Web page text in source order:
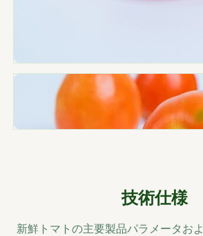
技術仕様
新鮮トマトの主要製品パラメータお